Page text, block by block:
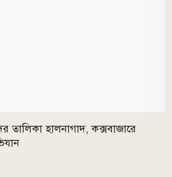
তালিকা হালনাগাদ, কক্সবাজারে